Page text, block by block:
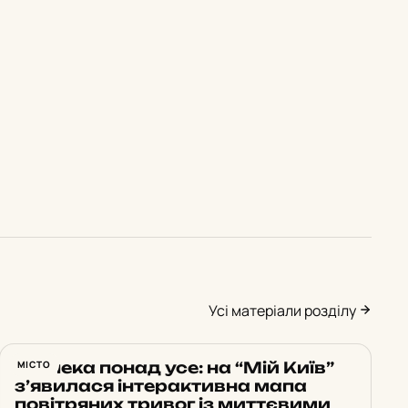
Усі матеріали розділу
МІСТО
Безпека понад усе: на “Мій Київ”
з’явилася інтерактивна мапа
повітряних тривог із миттєвими